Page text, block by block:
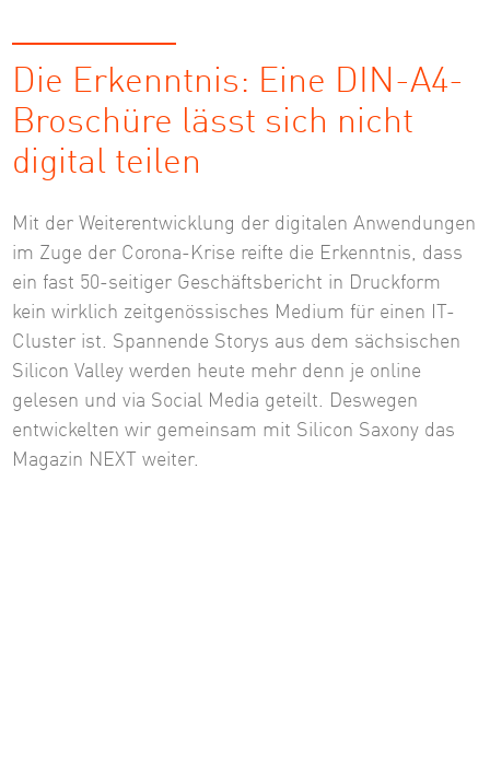
Die Erkenntnis: Eine DIN-A4-
Broschüre lässt sich nicht
digital teilen
Mit der Weiterentwicklung der digitalen Anwendungen
im Zuge der Corona-Krise reifte die Erkenntnis, dass
ein fast 50-seitiger Geschäftsbericht in Druckform
kein wirklich zeitgenössisches Medium für einen IT-
Cluster ist. Spannende Storys aus dem sächsischen
Silicon Valley werden heute mehr denn je online
gelesen und via Social Media geteilt. Deswegen
entwickelten wir gemeinsam mit Silicon Saxony das
Magazin NEXT weiter.